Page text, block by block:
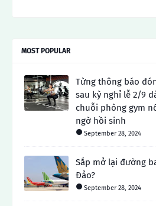
MOST POPULAR
Từng thông báo
sau kỳ nghỉ lễ 2/9
chuỗi phòng gym
ngờ hồi sinh
September 28, 2024
Sắp mở lại đường
Đảo?
September 28, 2024